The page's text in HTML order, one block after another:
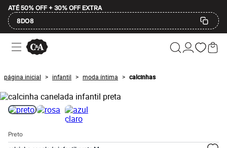
ATÉ 50% OFF + 30% OFF EXTRA
8DO8
Ofertas
Compre por Departamento
Masculino
Infantil
Calçados
Plus Size
2 calçados por R$189
2 peças por R$199
3 itens de beleza por R$129
página inicial > infantil > moda íntima > calcinhas
Preto